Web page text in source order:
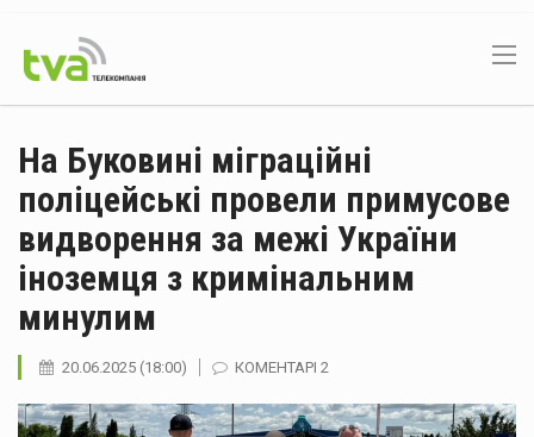
На Буковині міграційні
поліцейські провели примусове
видворення за межі України
іноземця з кримінальним
минулим
20.06.2025 (18:00) КОМЕНТАРІ 2